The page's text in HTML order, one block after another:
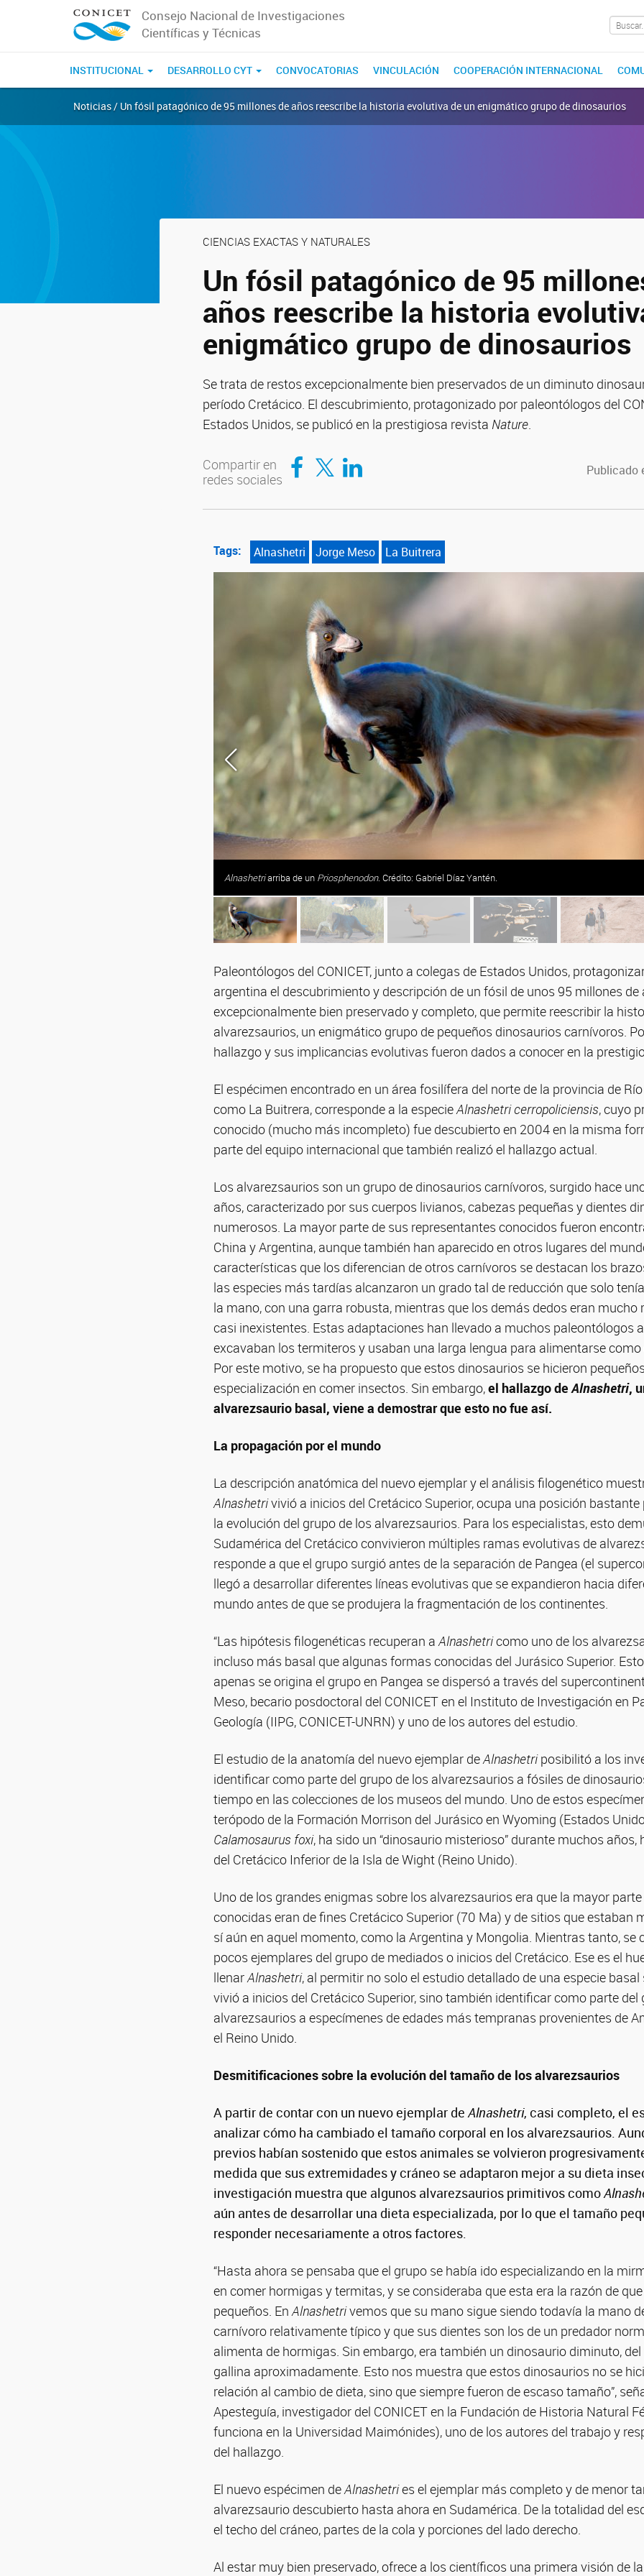
Consejo Nacional de Investigaciones
Científicas y Técnicas
INSTITUCIONAL DESARROLLO CYT CONVOCATORIAS VINCULACIÓN COOPERACIÓN INTERNACIONAL
Noticias / Un fósil patagónico de 95 millones de años reescribe la historia evolutiva de un enigmático grupo de dinosaurios
CIENCIAS EXACTAS Y NATURALES
Un fósil patagónico de 95
años reescribe la historia
enigmático grupo de dinosaurios
Se trata de restos excepcionalmente bien preservados de un diminuto
período Cretácico. El descubrimiento, protagonizado por paleontólogos del
Estados Unidos, se publicó en la prestigiosa revista Nature.
Compartir en
redes sociales
Compartir en Facebook
Compartir en TwitterCompartir en LinkedIn Publicado
Tags: Alnashetri Jorge Meso La Buitrera
Alnashetriarriba de un Priosphenodon. Crédito: Gabriel Díaz Yantén.
Paleontólogos del CONICET, junto a colegas de Estados Unidos,
argentina el descubrimiento y descripción de un fósil de unos 95 millones de
excepcionalmente bien preservado y completo, que permite reescribir la
alvarezsaurios, un enigmático grupo de pequeños dinosaurios carnívoros.
hallazgo y sus implicancias evolutivas fueron dados a conocer en la
El espécimen encontrado en un área fosilífera del norte de la provincia de
como La Buitrera, corresponde a la especieAlnashetri cerropoliciensis, cuyo
conocido (mucho más incompleto) fue descubierto en 2004 en la misma
parte del equipo internacional que también realizó el hallazgo actual.
Los alvarezsaurios son un grupo de dinosaurios carnívoros, surgido hace
años, caracterizado por sus cuerpos livianos, cabezas pequeñas y dientes
numerosos. La mayor parte de sus representantes conocidos fueron
China y Argentina, aunque también han aparecido en otros lugares del
características que los diferencian de otros carnívoros se destacan los
las especies más tardías alcanzaron un grado tal de reducción que solo
la mano, con una garra robusta, mientras que los demás dedos eran mucho
casi inexistentes. Estas adaptaciones han llevado a muchos paleontólogos
excavaban los termiteros y usaban una larga lengua para alimentarse
Por este motivo, se ha propuesto que estos dinosaurios se hicieron
especialización en comer insectos. Sin embargo,el hallazgo deAlnashetri,
alvarezsaurio basal, viene a demostrar que esto no fue así.
La propagación por el mundo
La descripción anatómica del nuevo ejemplar y el análisis filogenético
Alnashetrivivió a inicios del Cretácico Superior, ocupa una posición
la evolución del grupo de los alvarezsaurios. Para los especialistas, esto
Sudamérica del Cretácico convivieron múltiples ramas evolutivas de
responde a que el grupo surgió antes de la separación de Pangea (el
llegó a desarrollar diferentes líneas evolutivas que se expandieron hacia
mundo antes de que se produjera la fragmentación de los continentes.
“Las hipótesis filogenéticas recuperan aAlnashetricomo uno de los
incluso más basal que algunas formas conocidas del Jurásico Superior.
apenas se origina el grupo en Pangea se dispersó a través del
Meso, becario posdoctoral del CONICET en el Instituto de Investigación en
Geología (IIPG, CONICET-UNRN) y uno de los autores del estudio.
El estudio de la anatomía del nuevo ejemplar deAlnashetriposibilitó a los
identificar como parte del grupo de los alvarezsaurios a fósiles de
tiempo en las colecciones de los museos del mundo. Uno de estos
terópodo de la Formación Morrison del Jurásico en Wyoming (Estados
Calamosaurus foxi, ha sido un “dinosaurio misterioso” durante muchos años,
del Cretácico Inferior de la Isla de Wight (Reino Unido).
Uno de los grandes enigmas sobre los alvarezsaurios era que la mayor
conocidas eran de fines Cretácico Superior (70 Ma) y de sitios que estaban
sí aún en aquel momento, como la Argentina y Mongolia. Mientras tanto, se
pocos ejemplares del grupo de mediados o inicios del Cretácico. Ese es el
llenarAlnashetri, al permitir no solo el estudio detallado de una especie
vivió a inicios del Cretácico Superior, sino también identificar como parte del
alvarezsaurios a especímenes de edades más tempranas provenientes de
el Reino Unido.
Desmitificaciones sobre la evolución del tamaño de los alvarezsaurios
A partir de contar con un nuevo ejemplar deAlnashetri, casi completo, el
analizar cómo ha cambiado el tamaño corporal en los alvarezsaurios.
previos habían sostenido que estos animales se volvieron
medida que sus extremidades y cráneo se adaptaron mejor a su dieta
investigación muestra que algunos alvarezsaurios primitivos como
aún antes de desarrollar una dieta especializada, por lo que el tamaño
responder necesariamente a otros factores.
“Hasta ahora se pensaba que el grupo se había ido especializando en la
en comer hormigas y termitas, y se consideraba que esta era la razón de
pequeños. EnAlnashetrivemos que su mano sigue siendo todavía la mano
carnívoro relativamente típico y que sus dientes son los de un predador
alimenta de hormigas. Sin embargo, era también un dinosaurio diminuto,
gallina aproximadamente. Esto nos muestra que estos dinosaurios no se
relación al cambio de dieta, sino que siempre fueron de escaso tamaño”,
Apesteguía, investigador del CONICET en la Fundación de Historia Natural
funciona en la Universidad Maimónides), uno de los autores del trabajo y
del hallazgo.
El nuevo espécimen deAlnashetries el ejemplar más completo y de menor
alvarezsaurio descubierto hasta ahora en Sudamérica. De la totalidad del
el techo del cráneo, partes de la cola y porciones del lado derecho.
Al estar muy bien preservado, ofrece a los científicos una primera visión de